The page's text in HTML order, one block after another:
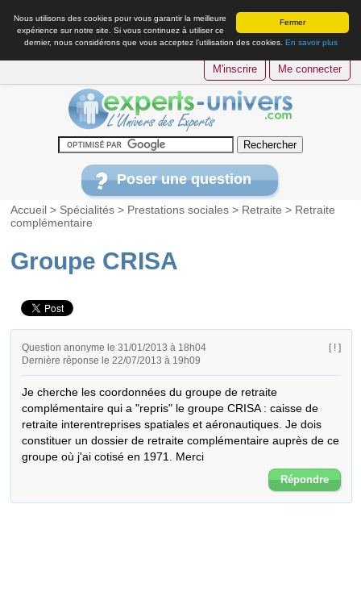
Fermer
Nous utilisons des cookies pour vous garantir la meilleure
expérience sur notre site. Si vous continuez à utiliser ce
dernier, nous considérons que vous acceptez l’utilisation des cookies. En savoir plus
M'inscrire Me connecter
Poser une question
Accueil > Spécialités > Prestations sociales > Retraite > Retraite
complémentaire
Groupe CRISA
Question anonyme le 31/01/2013 à 18h04
Dernière réponse le 22/07/2013 à 19h09
[ ! ]
Je cherche les coordonnées du groupe de retraite
complémentaire qui a "repris" le groupe CRISA : caisse de
retraite interentreprises spatiales et aéronautiques. Je dois
constituer un dossier de retraite complémentaire auprès de ce
groupe où j'ai cotisé en 1971. Merci
Répondre